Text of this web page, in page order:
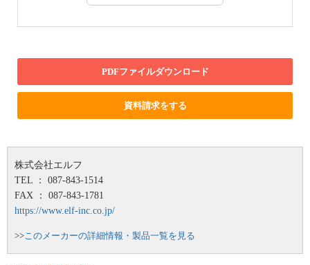
PDFファイルダウンロード
資料請求をする
株式会社エルフ
TEL ： 087-843-1514
FAX ： 087-843-1781
https://www.elf-inc.co.jp/
>>このメーカーの詳細情報・製品一覧を見る